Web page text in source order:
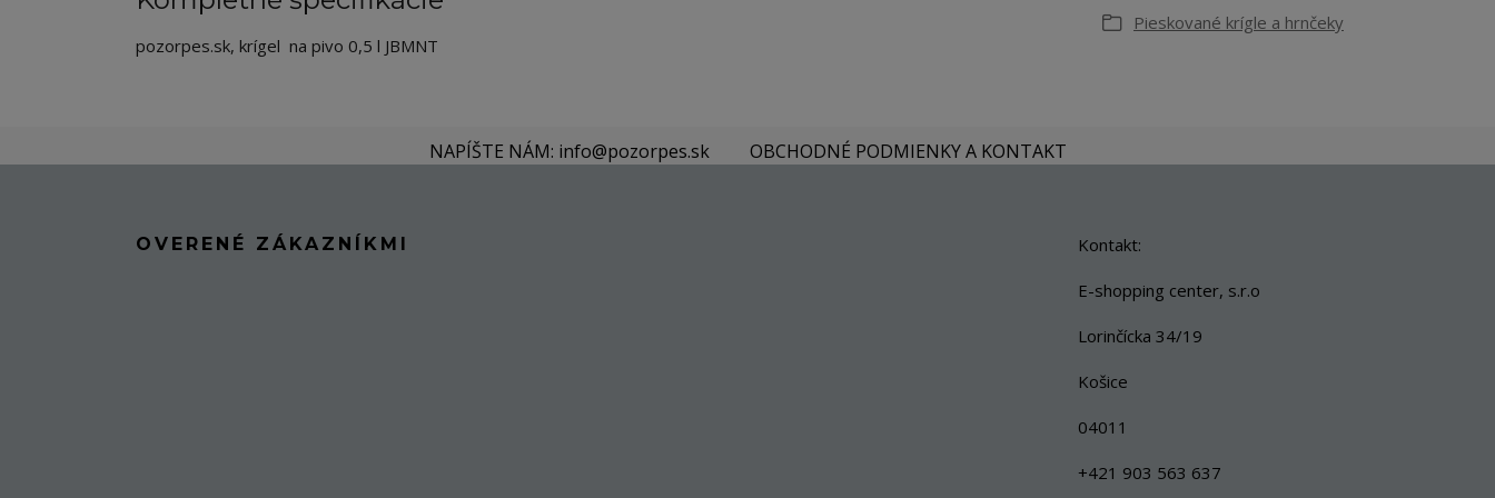
pozorpes.sk, krígel na pivo 0,5 l JBMNT
Pieskované krígle a hrnčeky
NAPÍŠTE NÁM: info@pozorpes.sk OBCHODNÉ PODMIENKY A KONTAKT
OVERENÉ ZÁKAZNÍKMI Kontakt:
E-shopping center, s.r.o
Lorinčícka 34/19
Košice
04011
+421 903 563 637